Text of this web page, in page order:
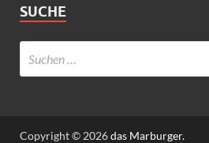
SUCHE
Copyright © 2026das Marburger.